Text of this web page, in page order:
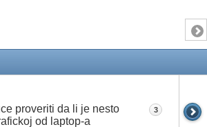
proveriti da li je nesto
od laptop-a
3